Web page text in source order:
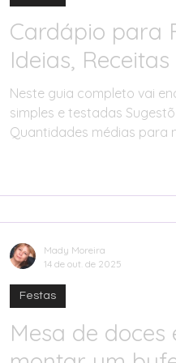
Cardápio para
Ideias,
Neste guia completo vai
simples e testadas
Quantidades médias para
Mesa de doces
Festas
Mady Moreira
14 de out. de 2025